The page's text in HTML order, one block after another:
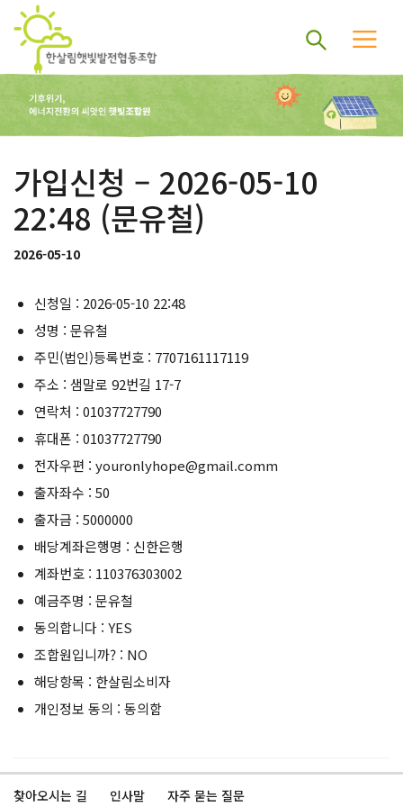
가입신청 – 2026-05-10
22:48 (문유철)
2026-05-10
신청일 : 2026-05-10 22:48
성명 : 문유철
주민(법인)등록번호 : 7707161117119
주소 : 샘말로 92번길 17-7
연락처 : 01037727790
휴대폰 : 01037727790
전자우편 : youronlyhope@gmail.comm
출자좌수 : 50
출자금 : 5000000
배당계좌은행명 : 신한은행
계좌번호 : 110376303002
예금주명 : 문유철
동의합니다 : YES
조합원입니까? : NO
해당항목 : 한살림소비자
개인정보 동의 : 동의함
찾아오시는 길 인사말 자주 묻는 질문